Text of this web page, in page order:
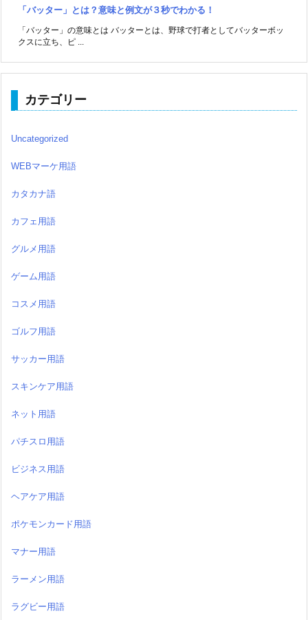
「バッター」とは？意味と例文が３秒でわかる！
「バッター」の意味とは バッターとは、野球で打者としてバッターボッ
クスに立ち、ピ ...
カテゴリー
Uncategorized
WEBマーケ用語
カタカナ語
カフェ用語
グルメ用語
ゲーム用語
コスメ用語
ゴルフ用語
サッカー用語
スキンケア用語
ネット用語
パチスロ用語
ビジネス用語
ヘアケア用語
ポケモンカード用語
マナー用語
ラーメン用語
ラグビー用語